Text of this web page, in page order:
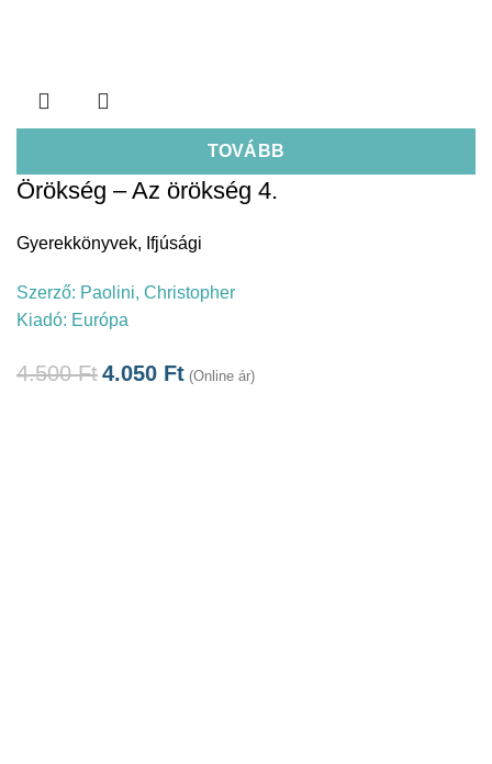
TOVÁBB
Örökség – Az örökség 4.
Gyerekkönyvek, Ifjúsági
Szerző: Paolini, Christopher
Kiadó: Európa
4.500Ft4.050 Ft (Online ár)